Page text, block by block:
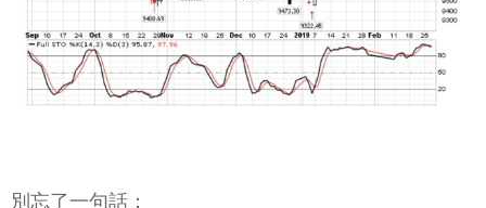
別忘了一句話：